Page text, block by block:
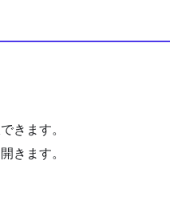
きます。
きます。